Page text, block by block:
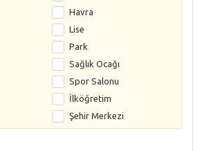
Havra
Lise
Park
Sağlık Ocağı
Spor Salonu
İlköğretim
Şehir Merkezi